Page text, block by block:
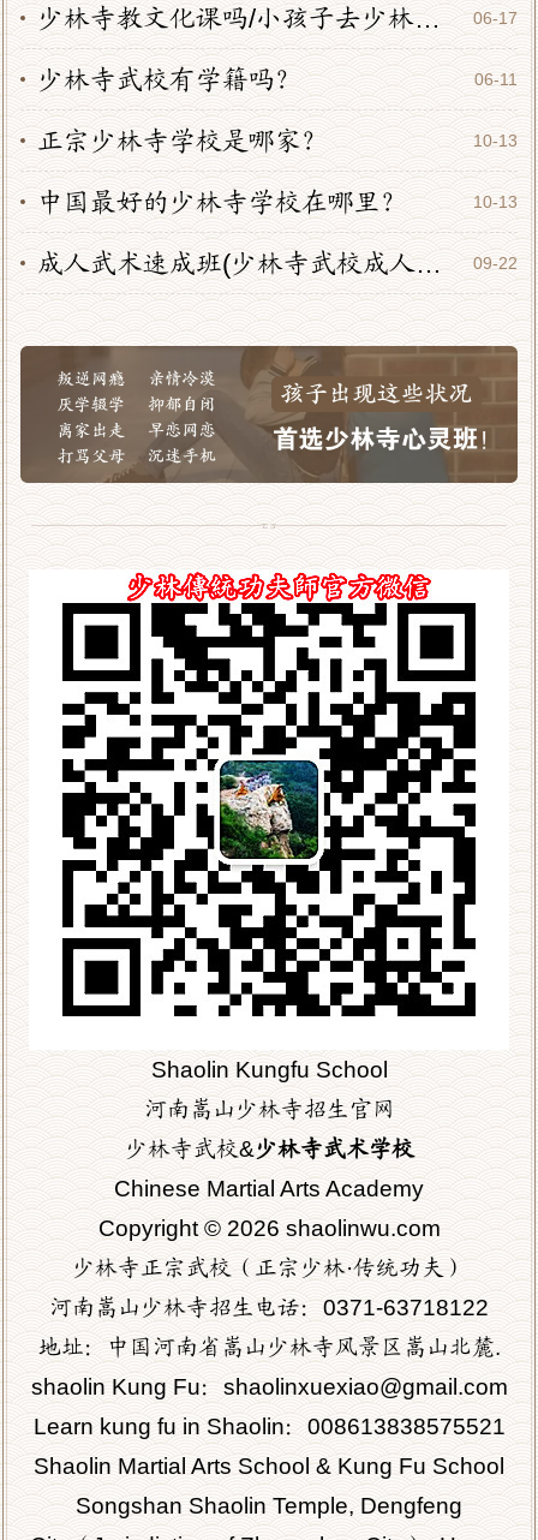
少林寺教文化课吗/小孩子去少林寺学文化课吗? 06-17
少林寺武校有学籍吗？ 06-11
正宗少林寺学校是哪家？ 10-13
中国最好的少林寺学校在哪里？ 10-13
成人武术速成班(少林寺武校成人班)适合八类人 09-22
Shaolin Kungfu School
河南嵩山少林寺招生官网
少林寺武校&少林寺武术学校
Chinese Martial Arts Academy
Copyright © 2026 shaolinwu.com
少林寺正宗武校（正宗少林·传统功夫）
河南嵩山少林寺招生电话：0371-63718122
地址：中国河南省嵩山少林寺风景区嵩山北麓.
shaolin Kung Fu：shaolinxuexiao@gmail.com
Learn kung fu in Shaolin： 008613838575521
Shaolin Martial Arts School & Kung Fu School
Songshan Shaolin Temple, Dengfeng